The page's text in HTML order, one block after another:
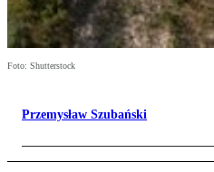
Foto: Shutterstock
Przemysław Szubański